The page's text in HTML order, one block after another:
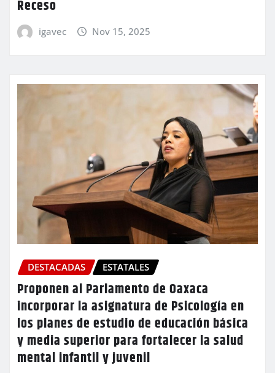
Receso
igavec Nov 15, 2025
DESTACADAS ESTATALES
Proponen al Parlamento de Oaxaca
incorporar la asignatura de Psicología en
los planes de estudio de educación básica
y media superior para fortalecer la salud
mental infantil y juvenil